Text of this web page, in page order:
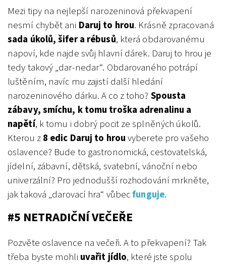
Mezi tipy na nejlepší narozeninová překvapení
nesmí chybět ani Daruj to hrou. Krásně zpracovaná
sada úkolů, šifer a rébusů, která obdarovanému
napoví, kde najde svůj hlavní dárek. Daruj to hrou je
tedy takový „dar-nedar“. Obdarovaného potrápí
luštěním, navíc mu zajistí další hledání
narozeninového dárku. A co z toho? Spousta
zábavy, smíchu, k tomu troška adrenalinu a
napětí, k tomu i dobrý pocit ze splněných úkolů.
Kterou z8 edic Daruj to hrouvyberete pro vašeho
oslavence? Bude to gastronomická, cestovatelská,
jídelní, zábavní, dětská, svatební, vánoční nebo
univerzální? Pro jednodušší rozhodování mrkněte,
jak taková „darovací hra“ vůbecfunguje.
#5 NETRADIČNÍ VEČEŘE
Pozvěte oslavence na večeři. A to překvapení? Tak
třeba byste mohli uvařit jídlo, které jste spolu